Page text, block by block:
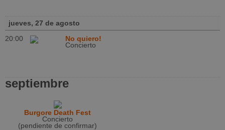
jueves, 27 de agosto
20:00
No quiero!
Concierto
septiembre
Burgore Death Fest
Concierto
(pendiente de confirmar)